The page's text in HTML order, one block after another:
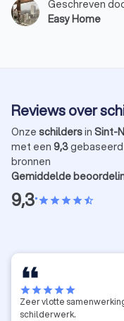
uitstraling te creëren.
wilt of juist iets
Geschreven
Easy Home
Reviews over
Onze schildersin Sint-
met een 9,3
bronnen
Gemiddelde
9,3•starstarstarstarstar_half
starstarstarstarstar
Zeer vlotte
schilderwerk.